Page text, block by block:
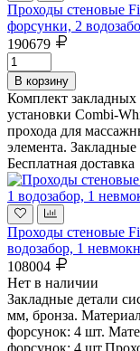
Проходы стеновые
форсунки, 2
190679
В корзину
Комплект закладных
установки Combi-
прохода для
элемента.
Бесплатная доставка
Проходы стеновые
водозабор, 1
108004
Нет в наличии
Закладные детали
мм, бронза.
форсунок: 4 шт.